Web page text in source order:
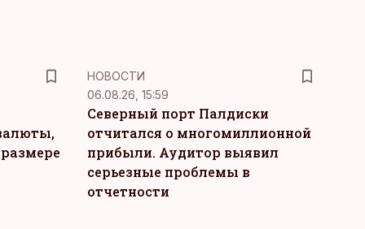
НОВОСТИ
06.08.26, 15:59
Северный порт Палдиски
отчитался о многомиллионной
прибыли. Аудитор выявил
серьезные проблемы в
отчетности